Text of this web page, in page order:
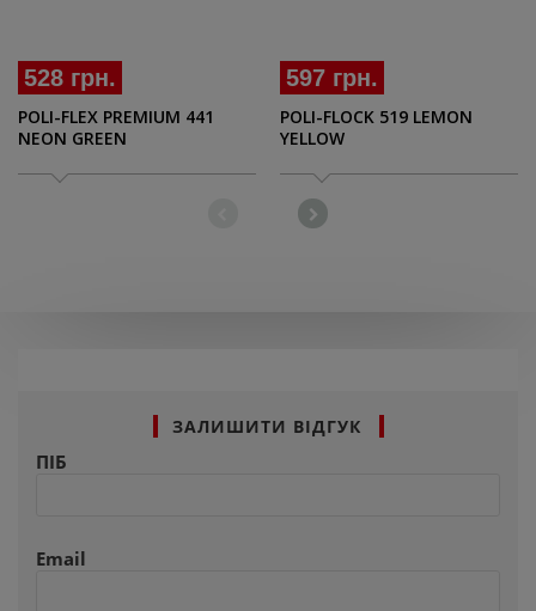
528 грн.
POLI-FLEX PREMIUM 441
NEON GREEN
597 грн.
POLI-FLOCK 519 LEMON
YELLOW
ЗАЛИШИТИ ВІДГУК
ПІБ
Email